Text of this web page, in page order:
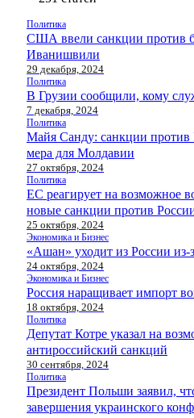
Политика
США ввели санкции против
Иванишвили
29 декабря, 2024
Политика
В Грузии сообщили, кому
7 декабря, 2024
Политика
Майя Санду: санкции против
мера для Молдавии
27 октября, 2024
Политика
ЕС реагирует на возможное
новые санкции против
25 октября, 2024
Экономика и Бизнес
«Ашан» уходит из России из-
24 октября, 2024
Экономика и Бизнес
Россия наращивает импорт
18 октября, 2024
Политика
Депутат Котре указал на
антироссийский санкций
30 сентября, 2024
Политика
Президент Польши заявил,
завершения украинского